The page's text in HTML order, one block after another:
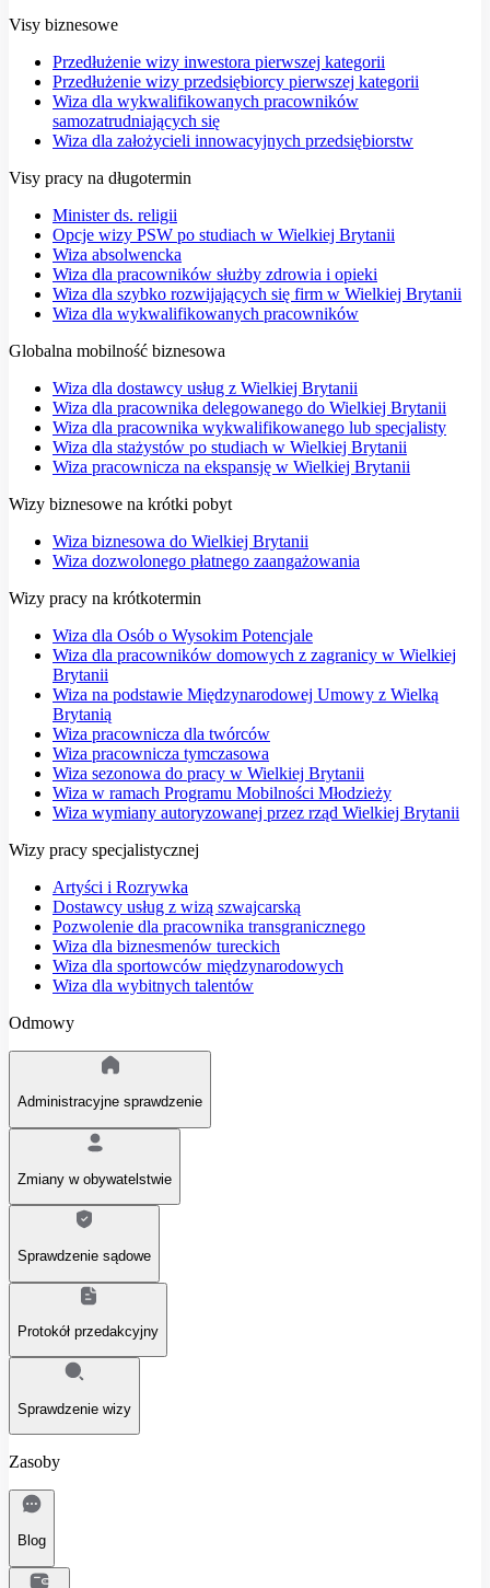
Visy biznesowe
Przedłużenie wizy inwestora pierwszej kategorii
Przedłużenie wizy przedsiębiorcy pierwszej kategorii
Wiza dla wykwalifikowanych pracowników
samozatrudniających się
Wiza dla założycieli innowacyjnych przedsiębiorstw
Visy pracy na długotermin
Minister ds. religii
Opcje wizy PSW po studiach w Wielkiej Brytanii
Wiza absolwencka
Wiza dla pracowników służby zdrowia i opieki
Wiza dla szybko rozwijających się firm w Wielkiej Brytanii
Wiza dla wykwalifikowanych pracowników
Globalna mobilność biznesowa
Wiza dla dostawcy usług z Wielkiej Brytanii
Wiza dla pracownika delegowanego do Wielkiej Brytanii
Wiza dla pracownika wykwalifikowanego lub specjalisty
Wiza dla stażystów po studiach w Wielkiej Brytanii
Wiza pracownicza na ekspansję w Wielkiej Brytanii
Wizy biznesowe na krótki pobyt
Wiza biznesowa do Wielkiej Brytanii
Wiza dozwolonego płatnego zaangażowania
Wizy pracy na krótkotermin
Wiza dla Osób o Wysokim Potencjale
Wiza dla pracowników domowych z zagranicy w Wielkiej
Brytanii
Wiza na podstawie Międzynarodowej Umowy z Wielką
Brytanią
Wiza pracownicza dla twórców
Wiza pracownicza tymczasowa
Wiza sezonowa do pracy w Wielkiej Brytanii
Wiza w ramach Programu Mobilności Młodzieży
Wiza wymiany autoryzowanej przez rząd Wielkiej Brytanii
Wizy pracy specjalistycznej
Artyści i Rozrywka
Dostawcy usług z wizą szwajcarską
Pozwolenie dla pracownika transgranicznego
Wiza dla biznesmenów tureckich
Wiza dla sportowców międzynarodowych
Wiza dla wybitnych talentów
Odmowy
Administracyjne sprawdzenie
Zmiany w obywatelstwie
Sprawdzenie sądowe
Protokół przedakcyjny
Sprawdzenie wizy
Zasoby
Blog